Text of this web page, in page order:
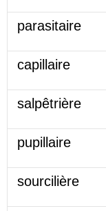
parasitaire
capillaire
salpêtrière
pupillaire
sourcilière